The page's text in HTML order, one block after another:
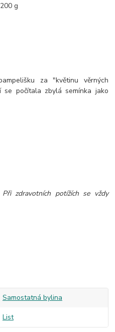
g
za "květinu věrných
počítala zbylá semínka jako
zdravotních potížích se vždy
Samostatná bylina
List